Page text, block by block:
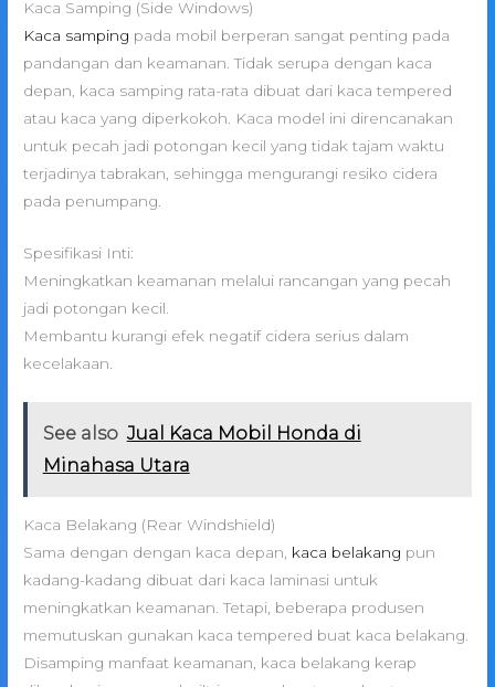
Kaca Samping (Side Windows)
Kaca samping pada mobil berperan sangat penting pada
pandangan dan keamanan. Tidak serupa dengan kaca
depan, kaca samping rata-rata dibuat dari kaca tempered
atau kaca yang diperkokoh. Kaca model ini direncanakan
untuk pecah jadi potongan kecil yang tidak tajam waktu
terjadinya tabrakan, sehingga mengurangi resiko cidera
pada penumpang.
Spesifikasi Inti:
Meningkatkan keamanan melalui rancangan yang pecah
jadi potongan kecil.
Membantu kurangi efek negatif cidera serius dalam
kecelakaan.
See also Jual Kaca Mobil Honda di
Minahasa Utara
Kaca Belakang (Rear Windshield)
Sama dengan dengan kaca depan, kaca belakang pun
kadang-kadang dibuat dari kaca laminasi untuk
meningkatkan keamanan. Tetapi, beberapa produsen
memutuskan gunakan kaca tempered buat kaca belakang.
Disamping manfaat keamanan, kaca belakang kerap